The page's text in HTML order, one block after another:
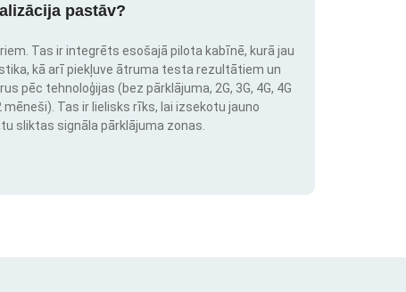
pastāv?
Tas ir integrēts esošajā pilota kabīnē, kurā jau
kā arī piekļuve ātruma testa rezultātiem un
pēc tehnoloģijas (bez pārklājuma, 2G, 3G, 4G, 4G
Tas ir lielisks rīks, lai izsekotu jauno
sliktas signāla pārklājuma zonas.